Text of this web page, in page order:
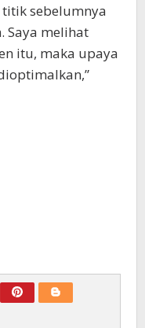
sebelumnya
Saya melihat
itu, maka upaya